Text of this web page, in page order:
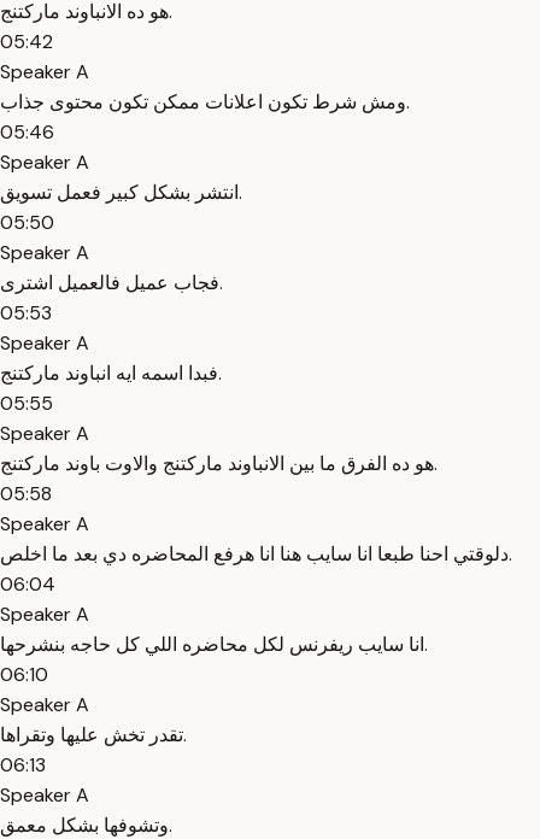
هو ده الانباوند ماركتنج.
05:42
Speaker A
ومش شرط تكون اعلانات ممكن تكون محتوى جذاب.
05:46
Speaker A
انتشر بشكل كبير فعمل تسويق.
05:50
Speaker A
فجاب عميل فالعميل اشترى.
05:53
Speaker A
فبدا اسمه ايه انباوند ماركتنج.
05:55
Speaker A
هو ده الفرق ما بين الانباوند ماركتنج والاوت باوند ماركتنج.
05:58
Speaker A
دلوقتي احنا طبعا انا سايب هنا انا هرفع المحاضره دي بعد ما اخلص.
06:04
Speaker A
انا سايب ريفرنس لكل محاضره اللي كل حاجه بنشرحها.
06:10
Speaker A
تقدر تخش عليها وتقراها.
06:13
Speaker A
وتشوفها بشكل معمق.